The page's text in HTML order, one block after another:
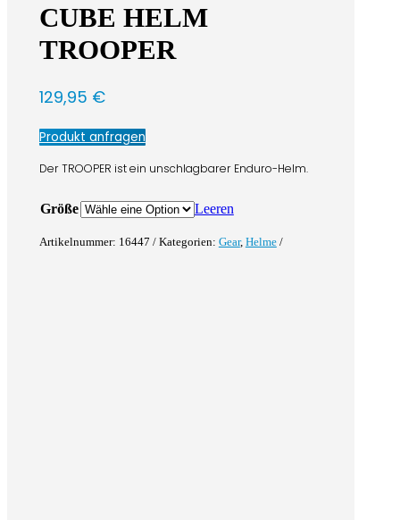
CUBE HELM
TROOPER
129,95 €
Produkt anfragen
Der TROOPER ist ein unschlagbarer Enduro-Helm.
Größe Leeren
Artikelnummer: 16447 Kategorien: Gear, Helme